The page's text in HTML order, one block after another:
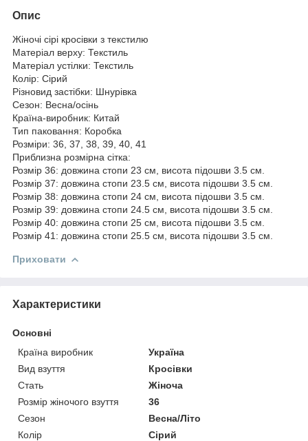
Опис
Жіночі сірі кросівки з текстилю
Матеріал верху: Текстиль
Матеріал устілки: Текстиль
Колір: Сірий
Різновид застібки: Шнурівка
Сезон: Весна/осінь
Країна-виробник: Китай
Тип паковання: Коробка
Розміри: 36, 37, 38, 39, 40, 41
Приблизна розмірна сітка:
Розмір 36: довжина стопи 23 см, висота підошви 3.5 см.
Розмір 37: довжина стопи 23.5 см, висота підошви 3.5 см.
Розмір 38: довжина стопи 24 см, висота підошви 3.5 см.
Розмір 39: довжина стопи 24.5 см, висота підошви 3.5 см.
Розмір 40: довжина стопи 25 см, висота підошви 3.5 см.
Розмір 41: довжина стопи 25.5 см, висота підошви 3.5 см.
Приховати
Характеристики
Основні
Країна виробник
Україна
Вид взуття
Кросівки
Стать
Жіноча
Розмір жіночого взуття
36
Сезон
Весна/Літо
Колір
Сірий